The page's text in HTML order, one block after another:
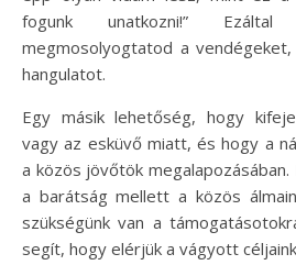
fogunk unatkozni!”
megmosolyogtatod a
hangulatot.
Egy másik lehetőség, hogy
vagy az esküvő miatt, és hogy a
a közös jövőtök
a barátság mellett a közös
szükségünk van a
segít, hogy elérjük a vágyott